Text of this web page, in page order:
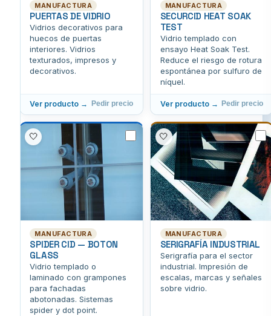
MANUFACTURA
PUERTAS DE VIDRIO
Vidrios decorativos para
huecos de puertas
interiores. Vidrios
texturados, impresos y
decorativos.
Ver producto → Pedir precio
MANUFACTURA
SECURCID HEAT SOAK
TEST
Vidrio templado con
ensayo Heat Soak Test.
Reduce el riesgo de rotura
espontánea por sulfuro de
níquel.
Ver producto → Pedir precio
MANUFACTURA
SPIDER CID — BOTON
GLASS
Vidrio templado o
laminado con grampones
para fachadas
abotonadas. Sistemas
spider y dot point.
🤍
MANUFACTURA
SERIGRAFÍA INDUSTRIAL
Serigrafía para el sector
industrial. Impresión de
escalas, marcas y señales
sobre vidrio.
🤍